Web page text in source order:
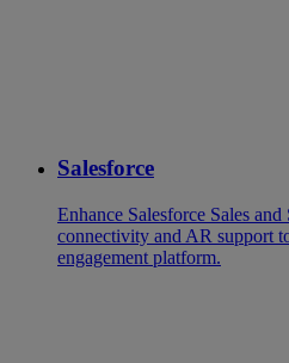
Salesforce
Enhance Salesforce Sales
connectivity and AR support
engagement platform.